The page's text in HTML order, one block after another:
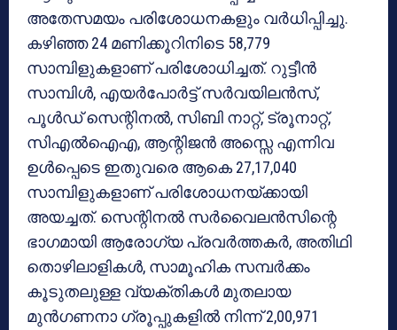
അതേസമയം പരിശോധനകളും വര്‍ധിപ്പിച്ചു.
കഴിഞ്ഞ 24 മണിക്കൂറിനിടെ 58,779
സാമ്പിളുകളാണ് പരിശോധിച്ചത്. റുട്ടീന്‍
സാമ്പിള്‍, എയര്‍പോര്‍ട്ട് സര്‍വയിലന്‍സ്,
പൂള്‍ഡ് സെന്റിനല്‍, സിബി നാറ്റ്, ട്രൂനാറ്റ്,
സിഎല്‍ഐഎ, ആന്റിജന്‍ അസ്സെ എന്നിവ
ഉള്‍പ്പെടെ ഇതുവരെ ആകെ 27,17,040
സാമ്പിളുകളാണ് പരിശോധനയ്ക്കായി
അയച്ചത്. സെന്റിനല്‍ സര്‍വൈലന്‍സിന്റെ
ഭാഗമായി ആരോഗ്യ പ്രവര്‍ത്തകര്‍, അതിഥി
തൊഴിലാളികള്‍, സാമൂഹിക സമ്പര്‍ക്കം
കൂടുതലുള്ള വ്യക്തികള്‍ മുതലായ
മുന്‍ഗണനാ ഗ്രൂപ്പുകളില്‍ നിന്ന് 2,00,971